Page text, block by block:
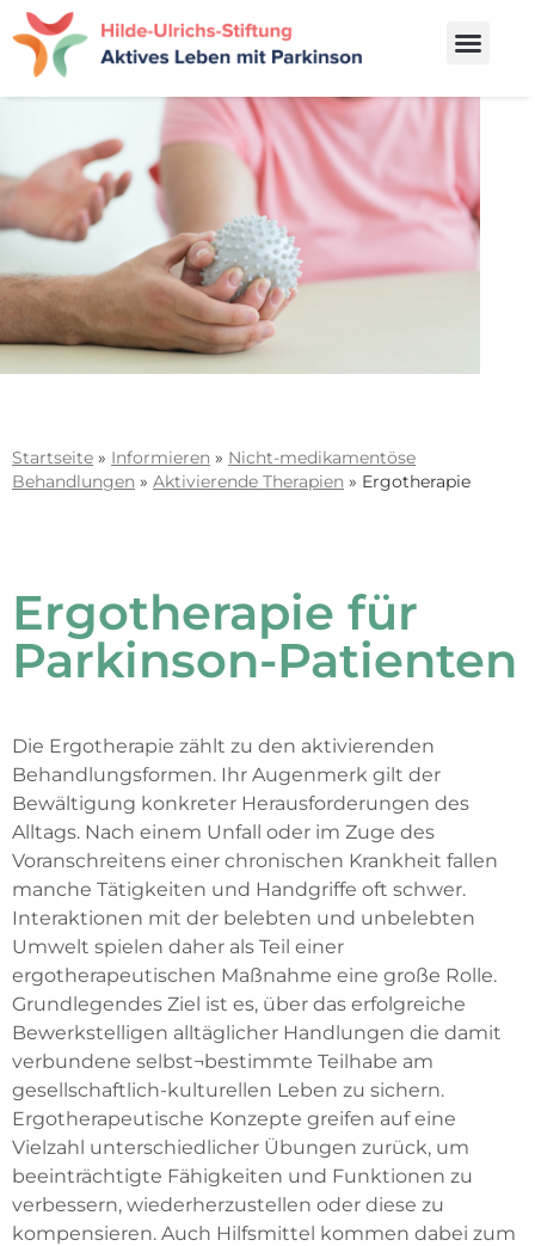
Startseite » Informieren » Nicht-medikamentöse
Behandlungen » Aktivierende Therapien » Ergotherapie
Ergotherapie für
Parkinson-Patienten
Die Ergotherapie zählt zu den aktivierenden
Behandlungsformen. Ihr Augenmerk gilt der
Bewältigung konkreter Herausforderungen des
Alltags. Nach einem Unfall oder im Zuge des
Voranschreitens einer chronischen Krankheit fallen
manche Tätigkeiten und Handgriffe oft schwer.
Interaktionen mit der belebten und unbelebten
Umwelt spielen daher als Teil einer
ergotherapeutischen Maßnahme eine große Rolle.
Grundlegendes Ziel ist es, über das erfolgreiche
Bewerkstelligen alltäglicher Handlungen die damit
verbundene selbst¬bestimmte Teilhabe am
gesellschaftlich-kulturellen Leben zu sichern.
Ergotherapeutische Konzepte greifen auf eine
Vielzahl unterschiedlicher Übungen zurück, um
beeinträchtigte Fähigkeiten und Funktionen zu
verbessern, wiederherzustellen oder diese zu
kompensieren. Auch Hilfsmittel kommen dabei zum